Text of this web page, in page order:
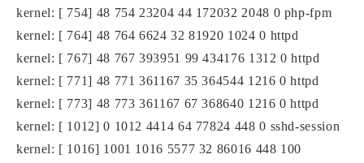
kernel: [ 754] 48 754 23204 44 172032 2048 0 php-fpm
kernel: [ 764] 48 764 6624 32 81920 1024 0 httpd
kernel: [ 767] 48 767 393951 99 434176 1312 0 httpd
kernel: [ 771] 48 771 361167 35 364544 1216 0 httpd
kernel: [ 773] 48 773 361167 67 368640 1216 0 httpd
kernel: [ 1012] 0 1012 4414 64 77824 448 0 sshd-session
kernel: [ 1016] 1001 1016 5577 32 86016 448 100